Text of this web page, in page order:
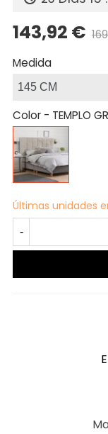
143,92 €
Medida
Color - TEMPLO
TEMPLO
GRIS
Últimas unidades
-